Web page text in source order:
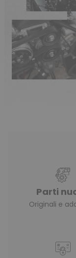
Parti
Originali e